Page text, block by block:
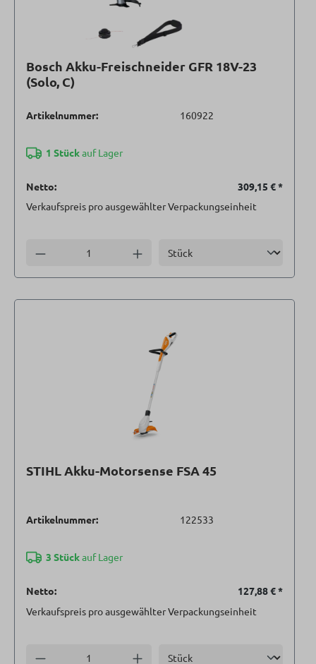
Bosch Akku-Freischneider GFR 18V-23
(Solo, C)
Artikelnummer: 160922
1 Stückauf Lager
Netto: 309,15 €*
Verkaufspreis pro ausgewählter Verpackungseinheit
Anzahl verringern Anzahl erhöhen
STIHL Akku-Motorsense FSA 45
Artikelnummer: 122533
3 Stückauf Lager
Netto: 127,88 €*
Verkaufspreis pro ausgewählter Verpackungseinheit
Anzahl verringern Anzahl erhöhen